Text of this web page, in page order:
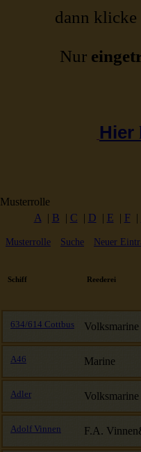
dann klicke
Nur
Hier
Musterrolle
A | B | C | D | E | F |
Musterrolle Suche Neuer
Schiff Reederei
634/614 Cottbus Volksmarine
A46 Marine
Adler Volksmarine
Adolf Vinnen F.A.